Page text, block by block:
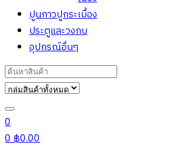
ปูนกาวปูกระเบื้อง
ประตูและวงกบ
อุปกรณ์อื่นๆ
Search
for:
0
0฿0.00